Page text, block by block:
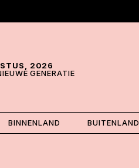
2026
GENERATIE
BINNENLAND BUITENLAND